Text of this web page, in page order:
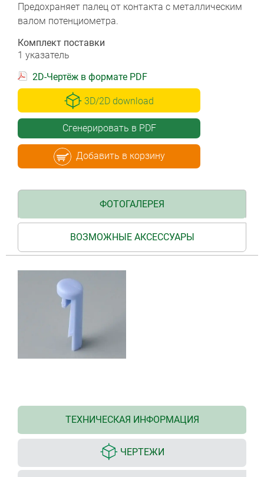
Предохраняет палец от контакта с металлическим
валом потенциометра.
Комплект поставки
1 указатель
2D-Чертёж в формате PDF
3D/2D download
Сгенерировать в PDF
Добавить в корзину
ФОТОГАЛЕРЕЯ
ВОЗМОЖНЫЕ АКСЕССУАРЫ
ТЕХНИЧЕСКАЯ ИНФОРМАЦИЯ
ЧЕРТЕЖИ